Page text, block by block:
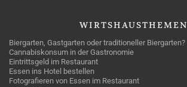
WIRTSHAUSTHEMEN
Biergarten, Gastgarten oder traditioneller Biergarten?
Cannabiskonsum in der Gastronomie
Eintrittsgeld im Restaurant
Essen ins Hotel bestellen
Fotografieren von Essen im Restaurant